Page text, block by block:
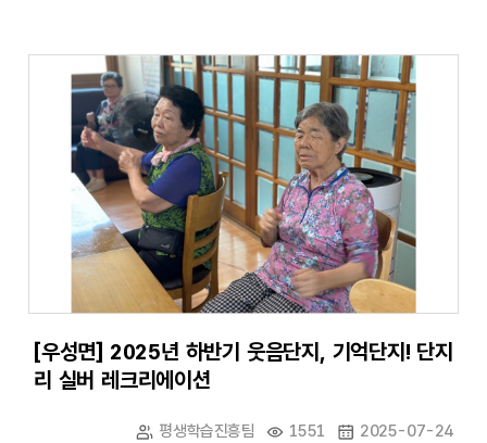
[우성면] 2025년 하반기 웃음단지, 기억단지! 단지
리 실버 레크리에이션
평생학습진흥팀 1551 2025-07-24